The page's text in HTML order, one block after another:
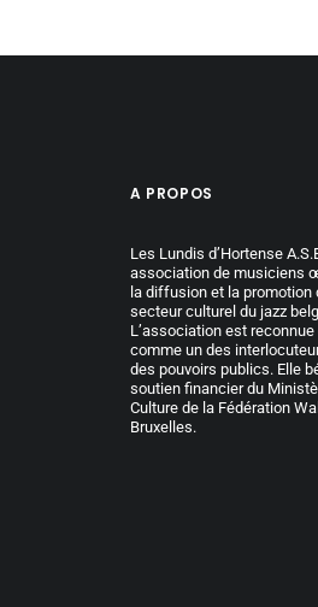
A PROPOS
Les Lundis d’Hortense
association de musiciens
la diffusion et la promotion
secteur culturel du jazz
L’association est
comme un des
des pouvoirs publics. Elle
soutien financier du
Culture de la Fédération
Bruxelles.